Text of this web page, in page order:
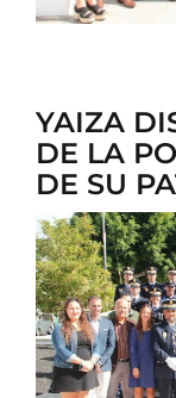
YAIZA
DE LA
DE SU